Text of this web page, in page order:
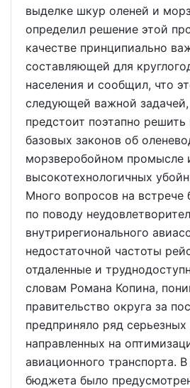
выделке шкур оленей и
определил решение этой
качестве принципиально
составляющей для
населения и сообщил, что
следующей важной
предстоит поэтапно решить
базовых законов об
морзверобойном промысле
высокотехнологичных
Много вопросов на встрече
по поводу
внутрирегионального
недостаточной частоты
отдаленные и
словам Романа Копина,
правительство округа за
предприняло ряд серьезных
направленных на
авиационного транспорта.
бюджета было